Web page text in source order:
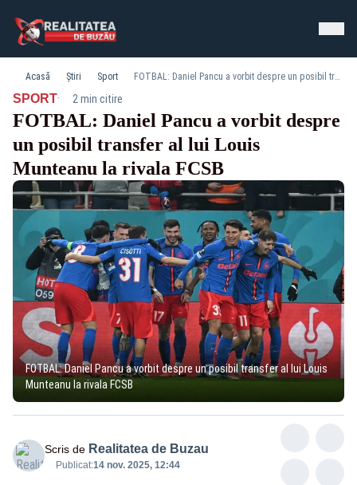
Acasă Știri Sport FOTBAL: Daniel Pancu a vorbit despre un posibil transfer al lui Louis Munteanu la rivala FCSB
SPORT· 2 min citire
FOTBAL: Daniel Pancu a vorbit despre
un posibil transfer al lui Louis
Munteanu la rivala FCSB
FOTBAL: Daniel Pancu a vorbit despre un posibil transfer al lui Louis
Munteanu la rivala FCSB
Scris de Realitatea de Buzau
Publicat:14 nov. 2025, 12:44